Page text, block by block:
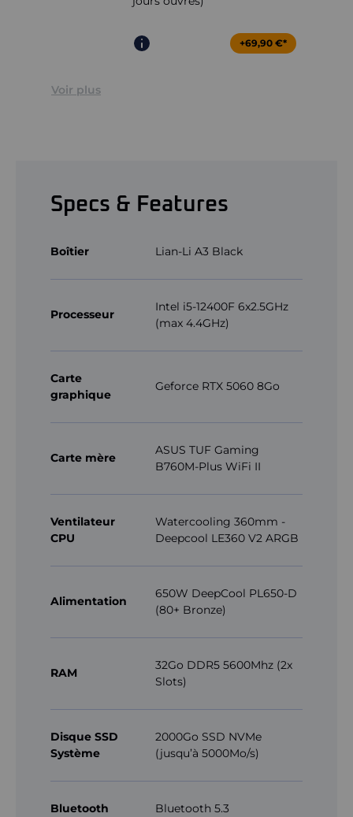
+69,90 €*
Voir plus
Specs & Features
Boîtier Lian-Li A3 Black
Processeur
Intel i5-12400F 6x2.5GHz
(max 4.4GHz)
Carte
graphique
Geforce RTX 5060 8Go
Carte mère
ASUS TUF Gaming
B760M-Plus WiFi II
Ventilateur
CPU
Watercooling 360mm -
Deepcool LE360 V2 ARGB
Alimentation
650W DeepCool PL650-D
(80+ Bronze)
RAM
32Go DDR5 5600Mhz (2x
Slots)
Disque SSD
Système
2000Go SSD NVMe
(jusqu’à 5000Mo/s)
Bluetooth Bluetooth 5.3